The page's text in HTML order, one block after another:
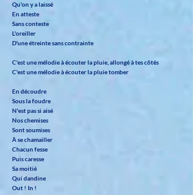
Qu'on y a laissé
En atteste
Sans conteste
L'oreiller
D'une étreinte sans contrainte
C'est une mélodie à écouter la pluie, allongé à tes côtés
C'est une mélodie à écouter la pluie tomber
En découdre
Sous la foudre
N'est pas si aisé
Nos chemises
Sont soumises
À se chamailler
Chacun fesse
Puis caresse
Sa moitié
Qui dandine
Out ! In !